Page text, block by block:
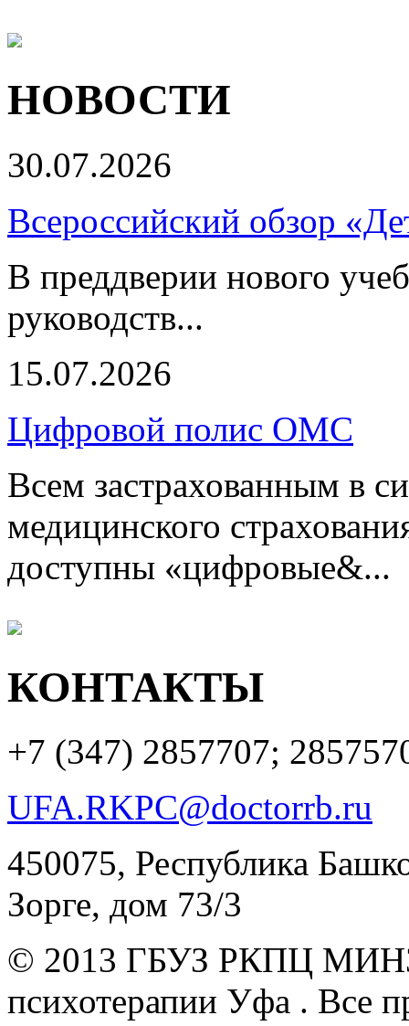
НОВОСТИ
30.07.2026
Всероссийский обзор
В преддверии нового
руководств...
15.07.2026
Цифровой полис ОМС
Всем застрахованным в
медицинского
доступны «цифровые&...
КОНТАКТЫ
+7 (347) 2857707;
UFA.RKPC@doctorrb.ru
450075, Республика
Зорге, дом 73/3
© 2013 ГБУЗ РКПЦ
психотерапии Уфа . Все